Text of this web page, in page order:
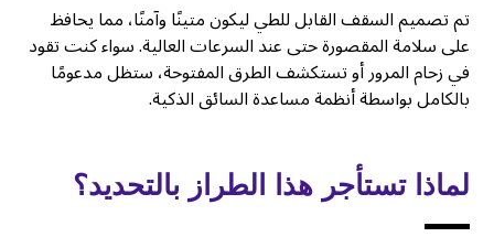
تم تصميم السقف القابل للطي ليكون متينًا وآمنًا، مما يحافظ
على سلامة المقصورة حتى عند السرعات العالية. سواء كنت تقود
في زحام المرور أو تستكشف الطرق المفتوحة، ستظل مدعومًا
بالكامل بواسطة أنظمة مساعدة السائق الذكية.
لماذا تستأجر هذا الطراز بالتحديد؟